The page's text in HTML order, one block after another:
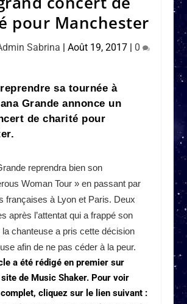
pour Manchester
Sabrina |Août 19, 2017 | 0
sa tournée à
Grande annonce un
de charité pour
reprendra bien son
Woman Tour » en passant par
françaises à Lyon et Paris. Deux
après l’attentat qui a frappé son
chanteuse a pris cette décision
afin de ne pas céder à la peur.
a été rédigé en premier sur
site de Music Shaker. Pour voir
complet, cliquez sur le lien suivant :